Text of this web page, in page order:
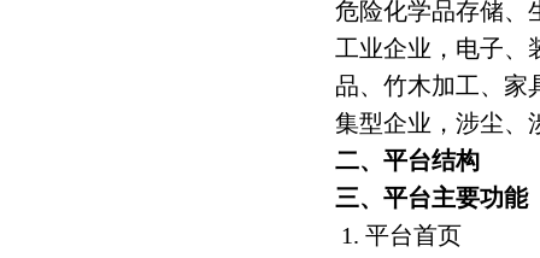
危险化学品存储、
工业企业，电子、
品、竹木加工、家
集型企业，涉尘、
二、平台结构
三、平台主要功能
1. 平台首页